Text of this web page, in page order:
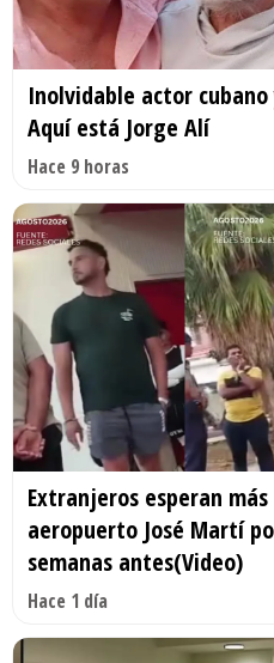
Inolvidable actor
Aquí está Jorge Alí
Hace 9 horas
Extranjeros esperan
aeropuerto José Martí
semanas antes(Video)
Hace 1 día